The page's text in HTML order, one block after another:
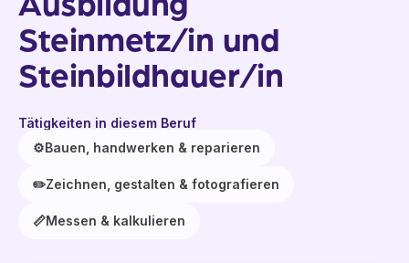
Steinmetz/in und
Steinbildhauer/in
Tätigkeiten in diesem Beruf
⚙️Bauen, handwerken & reparieren
✏️Zeichnen, gestalten & fotografieren
📏Messen & kalkulieren